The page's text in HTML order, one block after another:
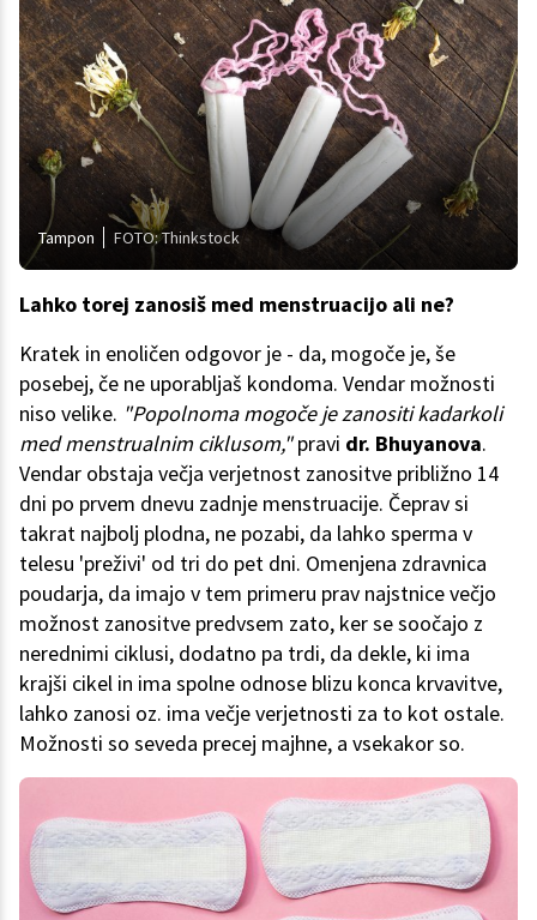
Tampon FOTO: Thinkstock
Lahko torej zanosiš med menstruacijo ali ne?
Kratek in enoličen odgovor je - da, mogoče je, še
posebej, če ne uporabljaš kondoma. Vendar možnosti
niso velike. "Popolnoma mogoče je zanositi kadarkoli
med menstrualnim ciklusom,"pravi dr. Bhuyanova.
Vendar obstaja večja verjetnost zanositve približno 14
dni po prvem dnevu zadnje menstruacije. Čeprav si
takrat najbolj plodna, ne pozabi, da lahko sperma v
telesu 'preživi' od tri do pet dni. Omenjena zdravnica
poudarja, da imajo v tem primeru prav najstnice večjo
možnost zanositve predvsem zato, ker se soočajo z
nerednimi ciklusi, dodatno pa trdi, da dekle, ki ima
krajši cikel in ima spolne odnose blizu konca krvavitve,
lahko zanosi oz. ima večje verjetnosti za to kot ostale.
Možnosti so seveda precej majhne, a vsekakor so.